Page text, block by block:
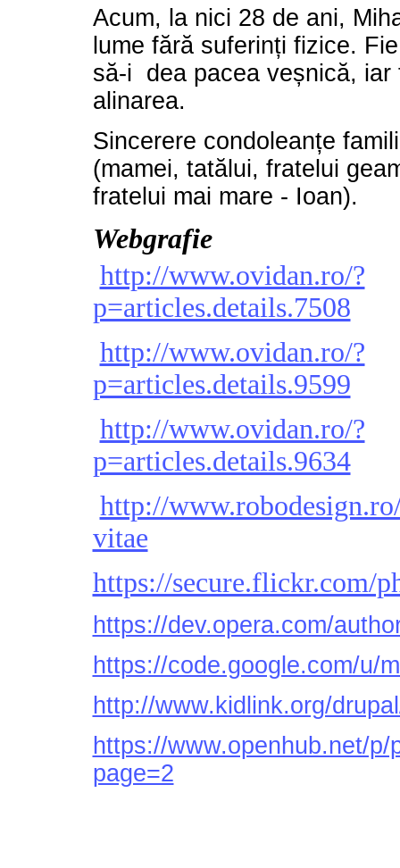
Acum, la nici 28 de ani,
lume fără suferinți fizice.
să-i dea pacea veșnică, iar
alinarea.
Sincerere condoleanțe
(mamei, tatălui, fratelui
fratelui mai mare - Ioan).
Webgrafie
http://www.ovidan.ro/?
p=articles.details.7508
http://www.ovidan.ro/?
p=articles.details.9599
http://www.ovidan.ro/?
p=articles.details.9634
http://
vitae
https://secure.flickr.com/
https://dev.opera.com/
https://code.google.com/u/
http://www.kidlink.org/
https://www.openhub.net/p/
page=2